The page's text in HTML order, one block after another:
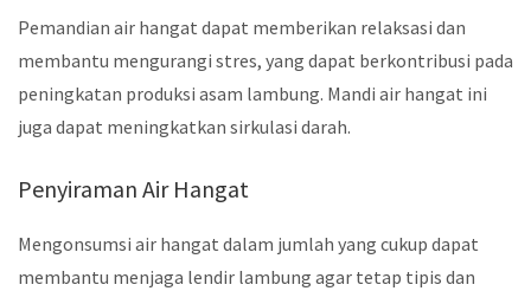
Pemandian air hangat dapat memberikan relaksasi dan
membantu mengurangi stres, yang dapat berkontribusi pada
peningkatan produksi asam lambung. Mandi air hangat ini
juga dapat meningkatkan sirkulasi darah.
Penyiraman Air Hangat
Mengonsumsi air hangat dalam jumlah yang cukup dapat
membantu menjaga lendir lambung agar tetap tipis dan